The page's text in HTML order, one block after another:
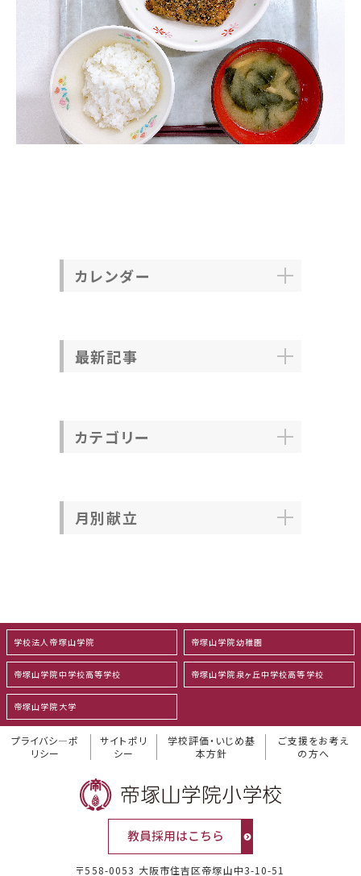
カレンダー
最新記事
カテゴリー
月別献立
学校法人帝塚山学院 帝塚山学院幼稚園
帝塚山学院中学校高等学校 帝塚山学院泉ヶ丘中学校高等学校
帝塚山学院大学
プライバシ―ポ
リシー
サイトポリ
シー
学校評価・いじめ基
本方針
ご支援をお考え
の方へ
〒558-0053 大阪市住吉区帝塚山中3-10-51